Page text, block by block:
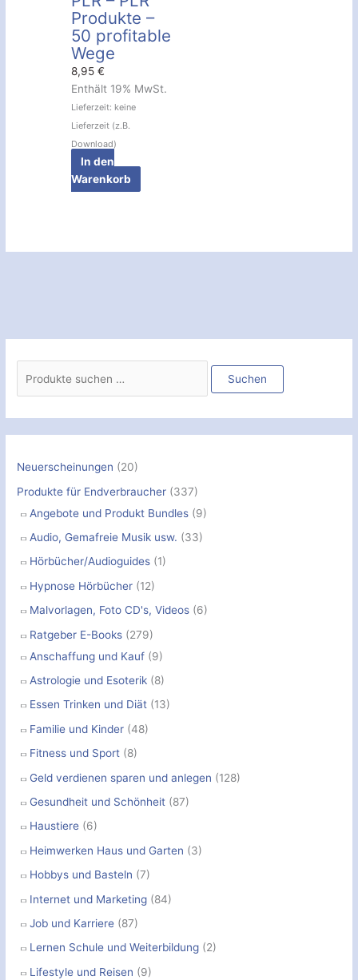
Produkte –
50 profitable
Wege
8,95€
Enthält 19% MwSt.
Lieferzeit: keine
Lieferzeit (z.B.
Download)
In den
Warenkorb
e
a
h
Suchen
Neuerscheinungen (20)
Produkte für Endverbraucher (337)
Angebote und Produkt Bundles (9)
Audio, Gemafreie Musik usw. (33)
Hörbücher/Audioguides (1)
Hypnose Hörbücher (12)
Malvorlagen, Foto CD's, Videos (6)
Ratgeber E-Books (279)
Anschaffung und Kauf (9)
Astrologie und Esoterik (8)
Essen Trinken und Diät (13)
Familie und Kinder (48)
Fitness und Sport (8)
Geld verdienen sparen und anlegen (128)
Gesundheit und Schönheit (87)
Haustiere (6)
Heimwerken Haus und Garten (3)
Hobbys und Basteln (7)
Internet und Marketing (84)
Job und Karriere (87)
Lernen Schule und Weiterbildung (2)
Lifestyle und Reisen (9)